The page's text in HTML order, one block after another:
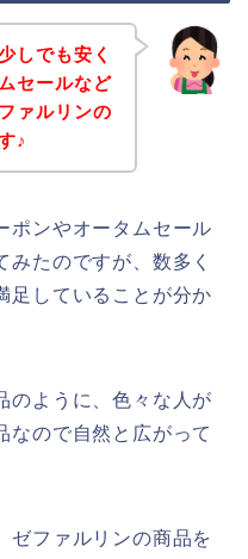
しでも安く
セールなど
ァルリンの
♪
ポンやオータムセール
たのですが、数多く
足していることが分か
のように、色々な人が
なので自然と広がって
ゼファルリンの商品を